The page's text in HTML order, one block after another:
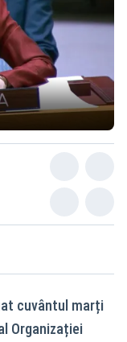
cuvântul marți
Organizației